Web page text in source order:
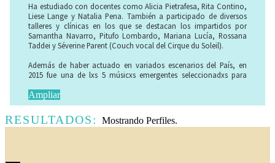
Ha estudiado con docentes como Alicia Pietrafesa, Rita Contino,
Liese Lange y Natalia Pena. También a participado de diversos
talleres y clínicas en los que se destacan los impartidos por
Samantha Navarro, Pitufo Lombardo, Mariana Lucía, Rossana
Taddei y Séverine Parent (Couch vocal del Cirque du Soleil).
Además de haber actuado en variados escenarios del País, en
2015 fue una de lxs 5 músicxs emergentes seleccionadxs para
la Isla de Providencia, Colombia.
En 2016 viaja a Brasil con su proyecto “Agreste” para representar
al colectivo Acople en su conexión con Casa Paralela.
Ampliar
RESULTADOS: Mostrando Perfiles.